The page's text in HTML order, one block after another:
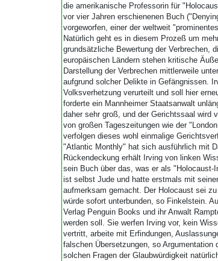
die amerikanische Professorin für
vor vier Jahren erschienenen Buch
vorgeworfen, einer der weltweit
Natürlich geht es in diesem Prozeß um
grundsätzliche Bewertung der Verbrechen,
europäischen Ländern stehen kritische
Darstellung der Verbrechen mittlerweile
aufgrund solcher Delikte in Gefängnissen.
Volksverhetzung verurteilt und soll hier
forderte ein Mannheimer Staatsanwalt
daher sehr groß, und der Gerichtssaal wird
von großen Tageszeitungen wie der
verfolgen dieses wohl einmalige
"Atlantic Monthly" hat sich ausführlich mit
Rückendeckung erhält Irving von linken
sein Buch über das, was er als
ist selbst Jude und hatte erstmals mit
aufmerksam gemacht. Der Holocaust sei
würde sofort unterbunden, so Finkelstein.
Verlag Penguin Books und ihr Anwalt
werden soll. Sie werfen Irving vor, kein
vertritt, arbeite mit Erfindungen,
falschen Übersetzungen, so Argumentation
solchen Fragen der Glaubwürdigkeit